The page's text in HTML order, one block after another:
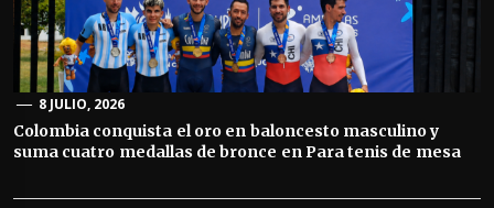
8 JULIO, 2026
Colombia conquista el oro en baloncesto masculino y
suma cuatro medallas de bronce en Para tenis de mesa